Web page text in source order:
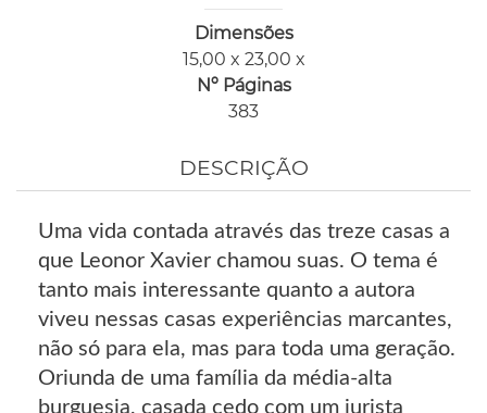
Dimensões
15,00 x 23,00 x
Nº Páginas
383
DESCRIÇÃO
Uma vida contada através das treze casas a
que Leonor Xavier chamou suas. O tema é
tanto mais interessante quanto a autora
viveu nessas casas experiências marcantes,
não só para ela, mas para toda uma geração.
Oriunda de uma família da média-alta
burguesia, casada cedo com um jurista